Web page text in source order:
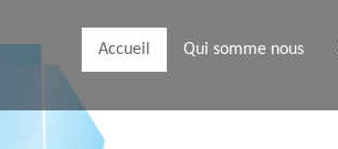
Accueil Qui somme nous